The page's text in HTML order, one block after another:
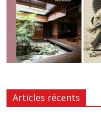
Articles récents